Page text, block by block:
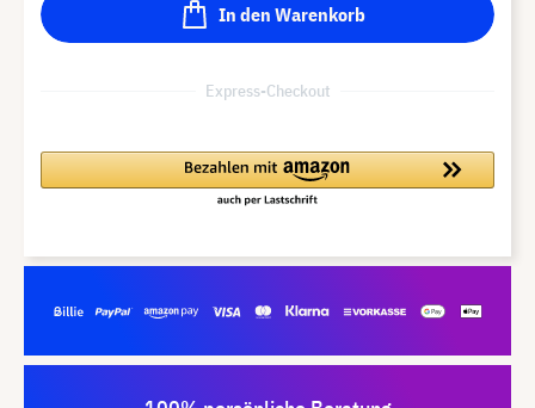
In den Warenkorb
Express-Checkout